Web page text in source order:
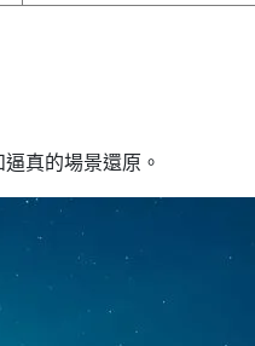
真的場景還原。